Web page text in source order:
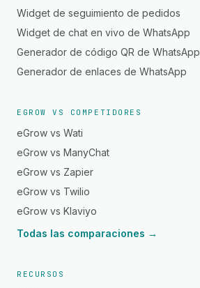
Widget de seguimiento de pedidos
Widget de chat en vivo de WhatsApp
Generador de código QR de WhatsApp
Generador de enlaces de WhatsApp
EGROW VS COMPETIDORES
eGrow vs Wati
eGrow vs ManyChat
eGrow vs Zapier
eGrow vs Twilio
eGrow vs Klaviyo
Todas las comparaciones →
RECURSOS